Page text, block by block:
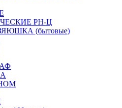
РН-Ц
(бытовые)